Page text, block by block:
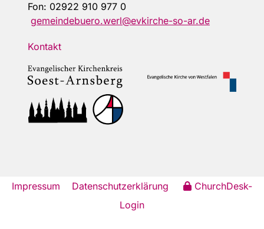
Fon: 02922 910 977 0
gemeindebuero.werl@evkirche-so-ar.de
Kontakt
Impressum Datenschutzerklärung
ChurchDesk-
Login